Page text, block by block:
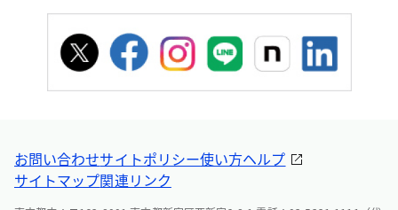
お問い合わせサイトポリシー使い方ヘルプ
サイトマップ関連リンク